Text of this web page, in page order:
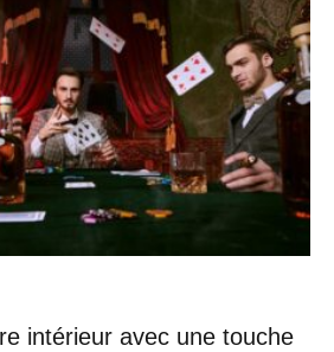
intérieur avec une touche